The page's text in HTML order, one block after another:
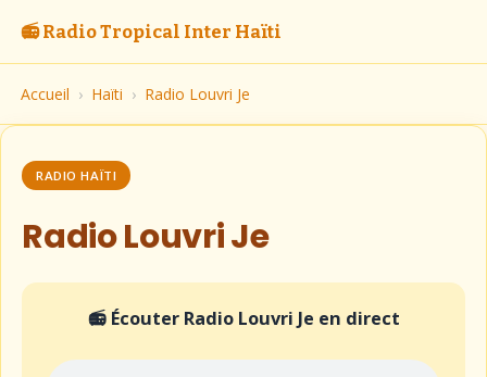
📻 Radio Tropical Inter Haïti
Accueil › Haïti › Radio Louvri Je
RADIO HAÏTI
Radio Louvri Je
📻 Écouter Radio Louvri Je en direct